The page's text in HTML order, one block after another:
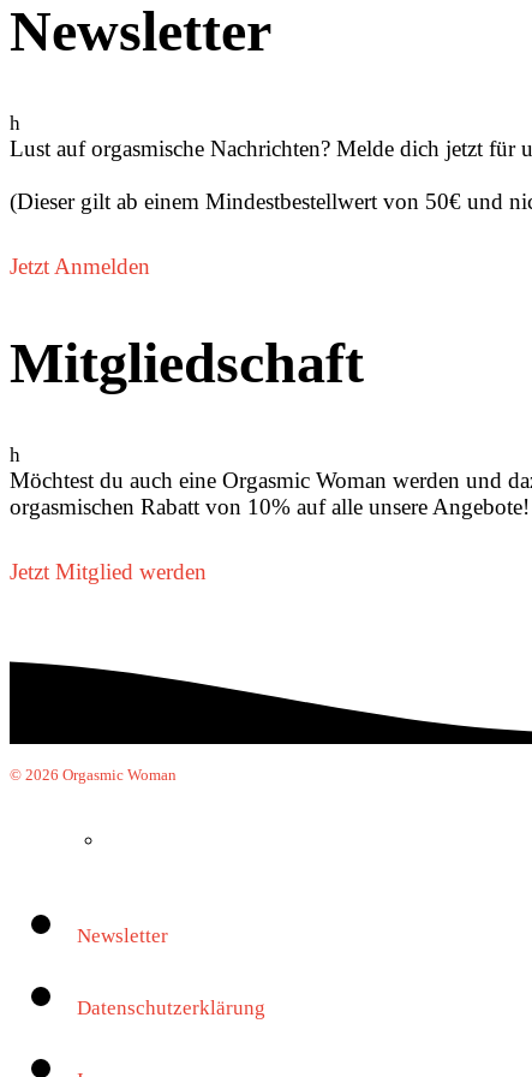
Newsletter
h
Lust auf orgasmische Nachrichten? Melde dich jetzt für
(Dieser gilt ab einem Mindestbestellwert von 50€ und
Jetzt Anmelden
Mitgliedschaft
h
Möchtest du auch eine Orgasmic Woman werden und
orgasmischen Rabatt von 10% auf alle unsere Angebote!
Jetzt Mitglied werden
© 2026 Orgasmic Woman
Newsletter
Datenschutzerklärung